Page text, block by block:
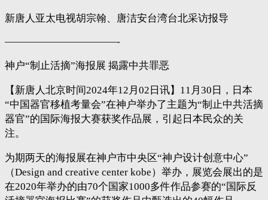
新唐人亚太电视胡宗翰、唐洁安台湾台北采访报导
———————————-
神户“制止活摘”海报展 揭露中共罪恶
【新唐人北京时间2024年12月02日讯】11月30日，日本
“中国器官移植考量会”在神户举办了主题为“制止中共活摘
器官”的国际海报大赛获奖作品展，引起日本民众的关
注。
为期两天的海报展在神户市中央区“神户设计创意中心”
（Design and creative center kobe）举办，展览会展出的是
在2020年举办的由70个国家1000多件作品参赛的“国际反